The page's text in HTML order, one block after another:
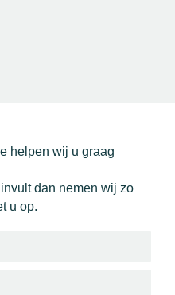
helpen wij u graag
dan nemen wij zo
u op.